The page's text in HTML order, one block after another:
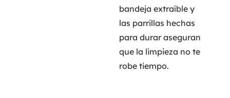
bandeja extraíble y
las parrillas hechas
para durar aseguran
que la limpieza no te
robe tiempo.